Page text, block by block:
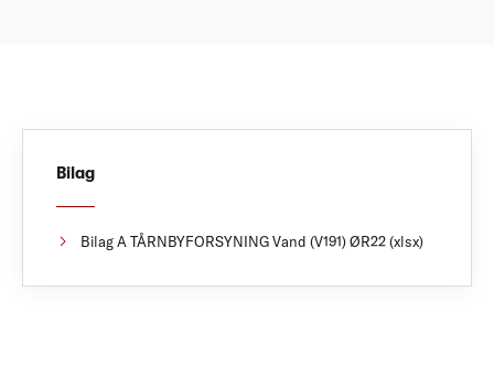
Bilag
Bilag A TÅRNBYFORSYNING Vand (V191) ØR22 (xlsx)